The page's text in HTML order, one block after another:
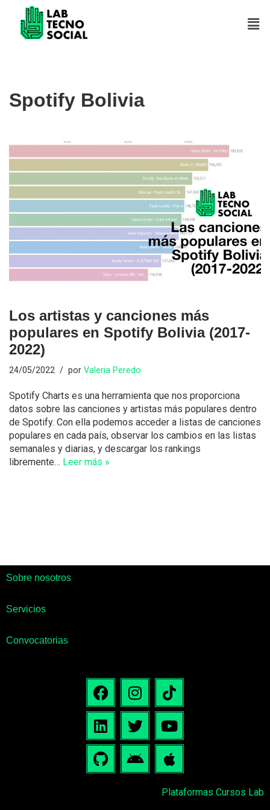
Saltar
Spotify Bolivia
Los artistas y canciones más
populares en Spotify Bolivia (2017-
2022)
24/05/2022 por Valeria Peredo
Spotify Charts es una herramienta que nos proporciona
datos sobre las canciones y artistas más populares dentro
de Spotify. Con ella podemos acceder a listas de canciones
populares en cada país, observar los cambios en las listas
semanales y diarias, y descargar los rankings
libremente… Leer más »
Sobre nosotros
Servicios
Convocatorias
Plataformas Cursos Lab